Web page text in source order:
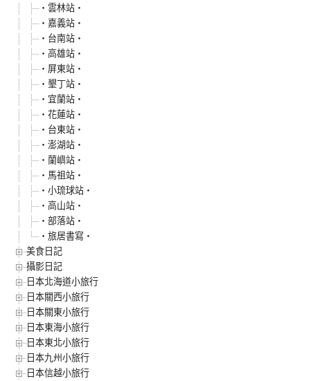
‧雲林站‧
‧嘉義站‧
‧台南站‧
‧高雄站‧
‧屏東站‧
‧墾丁站‧
‧宜蘭站‧
‧花蓮站‧
‧台東站‧
‧澎湖站‧
‧蘭嶼站‧
‧馬祖站‧
‧小琉球站‧
‧高山站‧
‧部落站‧
‧旅居書寫‧
美食日記
攝影日記
日本北海道小旅行
日本關西小旅行
日本關東小旅行
日本東海小旅行
日本東北小旅行
日本九州小旅行
日本信越小旅行